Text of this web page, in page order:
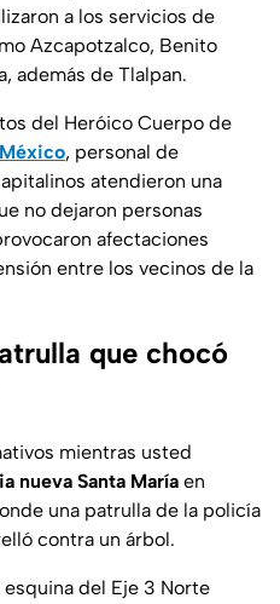
a los servicios de
Azcapotzalco, Benito
además de Tlalpan.
del Heróico Cuerpo de
, personal de
atendieron una
no dejaron personas
afectaciones
entre los vecinos de la
que chocó
mientras usted
nueva Santa María en
una patrulla de la policía
contra un árbol.
del Eje 3 Norte